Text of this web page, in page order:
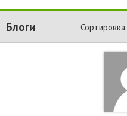
Блоги Сортировка: